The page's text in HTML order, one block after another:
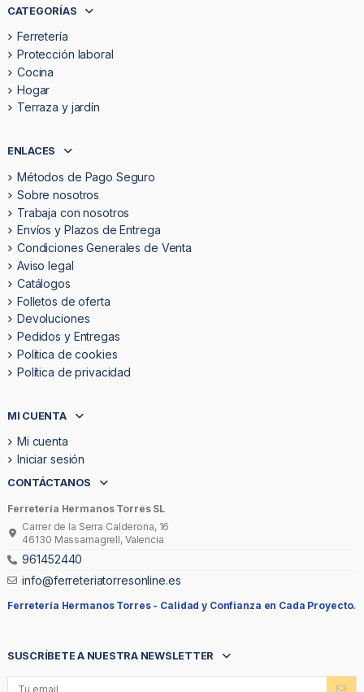
CATEGORÍAS
Ferretería
Protección laboral
Cocina
Hogar
Terraza y jardín
ENLACES
Métodos de Pago Seguro
Sobre nosotros
Trabaja con nosotros
Envíos y Plazos de Entrega
Condiciones Generales de Venta
Aviso legal
Catálogos
Folletos de oferta
Devoluciones
Pedidos y Entregas
Politica de cookies
Política de privacidad
MI CUENTA
Mi cuenta
Iniciar sesión
CONTÁCTANOS
Ferretería Hermanos Torres SL
Carrer de la Serra Calderona, 16
46130 Massamagrell, Valencia
961452440
info@ferreteriatorresonline.es
Ferretería Hermanos Torres - Calidad y Confianza en Cada Proyecto.
SUSCRÍBETE A NUESTRA NEWSLETTER